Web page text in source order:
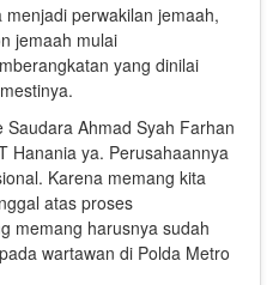
perwakilan jemaah,
jemaah mulai
yang dinilai
Saudara Ahmad Syah Farhan
Hanania ya. Perusahaannya
Karena memang kita
atas proses
memang harusnya sudah
wartawan di Polda Metro